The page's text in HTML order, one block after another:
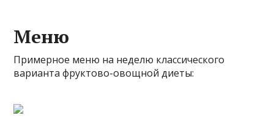
Меню
Примерное меню на неделю классического
варианта фруктово-овощной диеты: